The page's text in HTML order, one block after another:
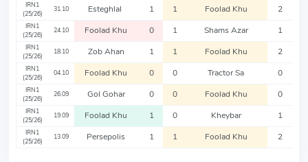
IRN1
(25/26)
31.10 Esteghlal 1 1 Foolad Khu 2
IRN1
(25/26)
24.10 Foolad Khu 0 1 Shams Azar 1
IRN1
(25/26)
18.10 Zob Ahan 1 1 Foolad Khu 2
IRN1
(25/26)
04.10 Foolad Khu 0 0 Tractor Sa 0
IRN1
(25/26)
26.09 Gol Gohar 0 0 Foolad Khu 0
IRN1
(25/26)
19.09 Foolad Khu 1 0 Kheybar 1
IRN1
(25/26)
13.09 Persepolis 1 1 Foolad Khu 2